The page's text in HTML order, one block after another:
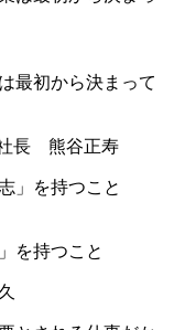
最初から決まって
長 熊谷正寿
を持つこと